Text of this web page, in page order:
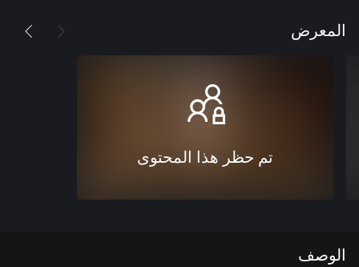
المعرض
تم حظر هذا المحتوى
الوصف